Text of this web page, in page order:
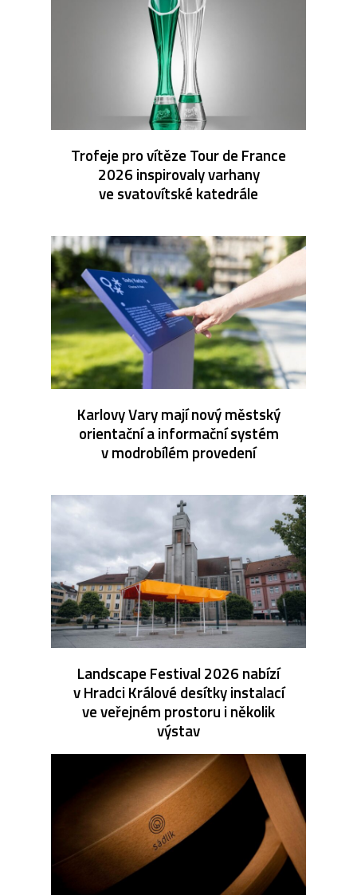
Trofeje pro vítěze Tour de France
2026 inspirovaly varhany
ve svatovítské katedrále
Karlovy Vary mají nový městský
orientační a informační systém
v modrobílém provedení
Landscape Festival 2026 nabízí
v Hradci Králové desítky instalací
ve veřejném prostoru i několik
výstav